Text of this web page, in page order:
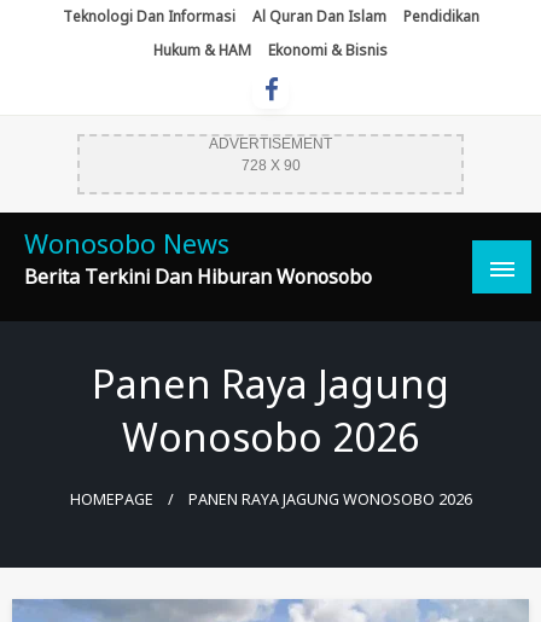
Teknologi Dan Informasi Al Quran Dan Islam
Pendidikan
Hukum & HAM
Ekonomi & Bisnis
ADVERTISEMENT
728 X 90
Wonosobo News
Berita Terkini Dan Hiburan Wonosobo
Panen Raya Jagung
Wonosobo 2026
HOMEPAGE PANEN RAYA JAGUNG WONOSOBO 2026